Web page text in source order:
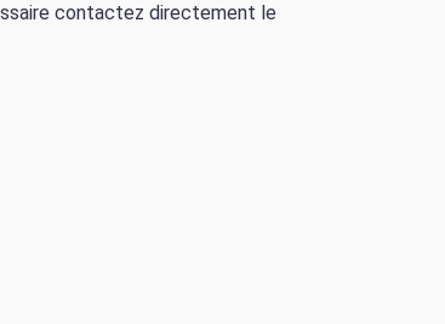
contactez directement le